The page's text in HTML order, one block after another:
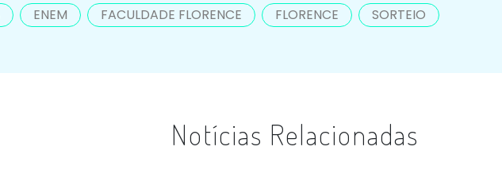
ENEM FACULDADE FLORENCE FLORENCE SORTEIO
Notícias Relacionadas